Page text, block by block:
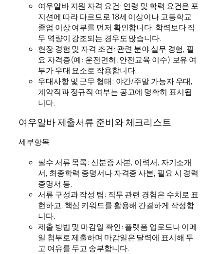
여우알바 지원 자격 요건: 연령 및 학력 요건은 포
지션에 따라 다르므로 18세 이상이나 고등학교
졸업 이상 여부를 먼저 확인합니다. 학력보다 직
무 역량이 강조되는 경우도 많습니다.
현장 경험 및 자격 조건: 관련 분야 실무 경험, 필
요 자격증(예: 운전면허, 안전교육 이수) 보유 여
부가 우대 요소로 작용합니다.
우대사항 및 근무 형태: 야간/주말 가능자 우대,
계약직과 정규직 여부는 공고에 명확히 표시됩
니다.
여우알바 제출서류 준비와 체크리스트
세부항목
필수 서류 목록: 신분증 사본, 이력서, 자기소개
서, 최종학력 증명서나 자격증 사본, 필요 시 경력
증명서 등.
서류 구성과 작성 팁: 직무 관련 경험은 수치로 표
현하고, 핵심 키워드를 활용해 간결하게 작성합
니다.
제출 방법 및 마감일 확인: 플랫폼 업로드나 이메
일 첨부로 제출하며 마감일은 달력에 표시해 두
고 여유를 두고 송부합니다.